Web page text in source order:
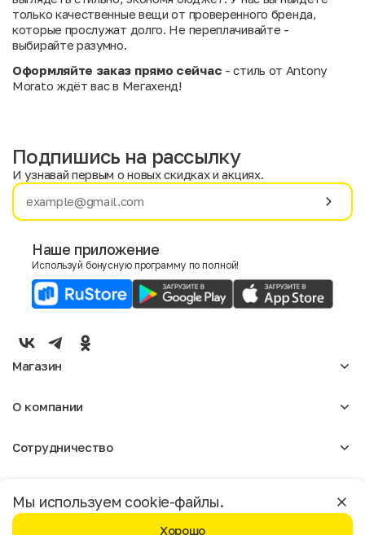
только качественные вещи от проверенного бренда,
которые прослужат долго. Не переплачивайте -
выбирайте разумно.
Оформляйте заказ прямо сейчас - стиль от Antony
Morato ждёт вас в Мегахенд!
Имя
E-mail
Мужской
Мы используем cookie-файлы.
Хорошо
Москва
Подпишись на рассылку
И узнавай первым о новых скидках и акциях.
Наше приложение
Используй бонусную программу по полной!
Магазин
Мужское
О компании
Отзывы
Магазины
Сотрудничество
Реклама
Доставка и оплата
Бонусная программа
Политика конфиденциальности